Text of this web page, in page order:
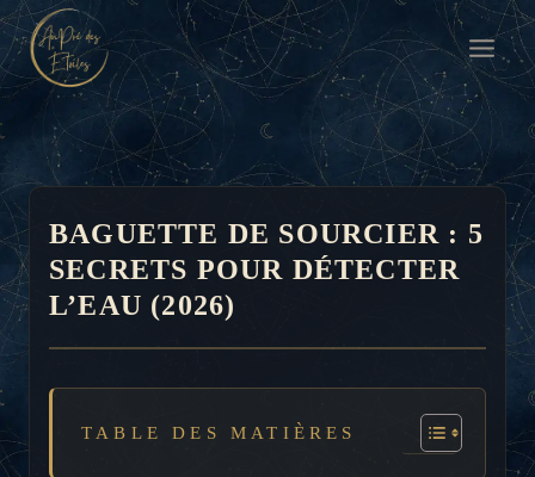
Aller
au
contenu
BAGUETTE DE SOURCIER : 5
SECRETS POUR DÉTECTER
L’EAU (2026)
TABLE DES MATIÈRES